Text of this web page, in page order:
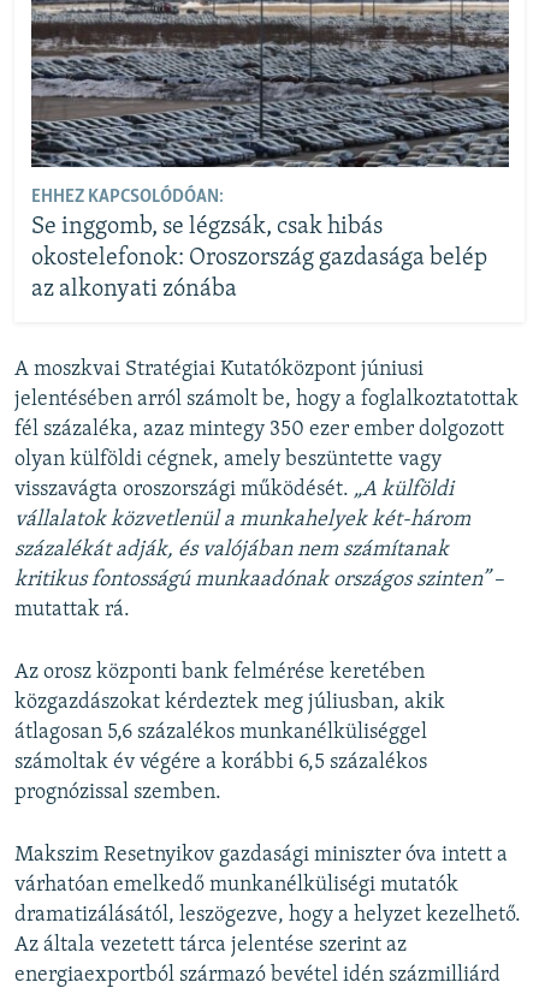
EHHEZ KAPCSOLÓDÓAN:
Se inggomb, se légzsák, csak hibás
okostelefonok: Oroszország gazdasága belép
az alkonyati zónába
A moszkvai Stratégiai Kutatóközpont júniusi
jelentésében arról számolt be, hogy a foglalkoztatottak
fél százaléka, azaz mintegy 350 ezer ember dolgozott
olyan külföldi cégnek, amely beszüntette vagy
visszavágta oroszországi működését. „A külföldi
vállalatok közvetlenül a munkahelyek két-három
százalékát adják, és valójában nem számítanak
kritikus fontosságú munkaadónak országos szinten”–
mutattak rá.
Az orosz központi bank felmérése keretében
közgazdászokat kérdeztek meg júliusban, akik
átlagosan 5,6 százalékos munkanélküliséggel
számoltak év végére a korábbi 6,5 százalékos
prognózissal szemben.
Makszim Resetnyikov gazdasági miniszter óva intett a
várhatóan emelkedő munkanélküliségi mutatók
dramatizálásától, leszögezve, hogy a helyzet kezelhető.
Az általa vezetett tárca jelentése szerint az
energiaexportból származó bevétel idén százmilliárd